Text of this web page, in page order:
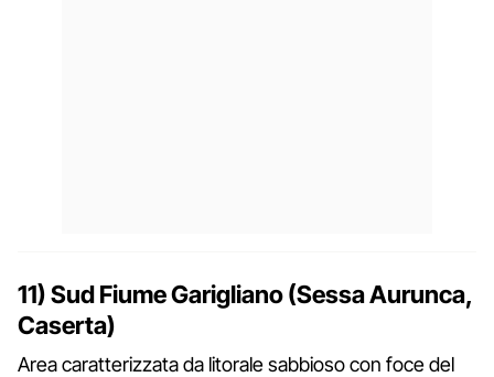
11) Sud Fiume Garigliano (Sessa Aurunca,
Caserta)
Area caratterizzata da litorale sabbioso con foce del